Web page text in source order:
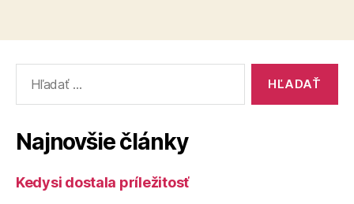
Najnovšie články
Kedysi dostala príležitosť